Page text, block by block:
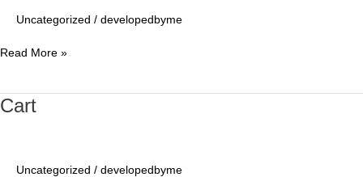
Uncategorized / developedbyme
Read More »
Cart
Uncategorized / developedbyme
Cart